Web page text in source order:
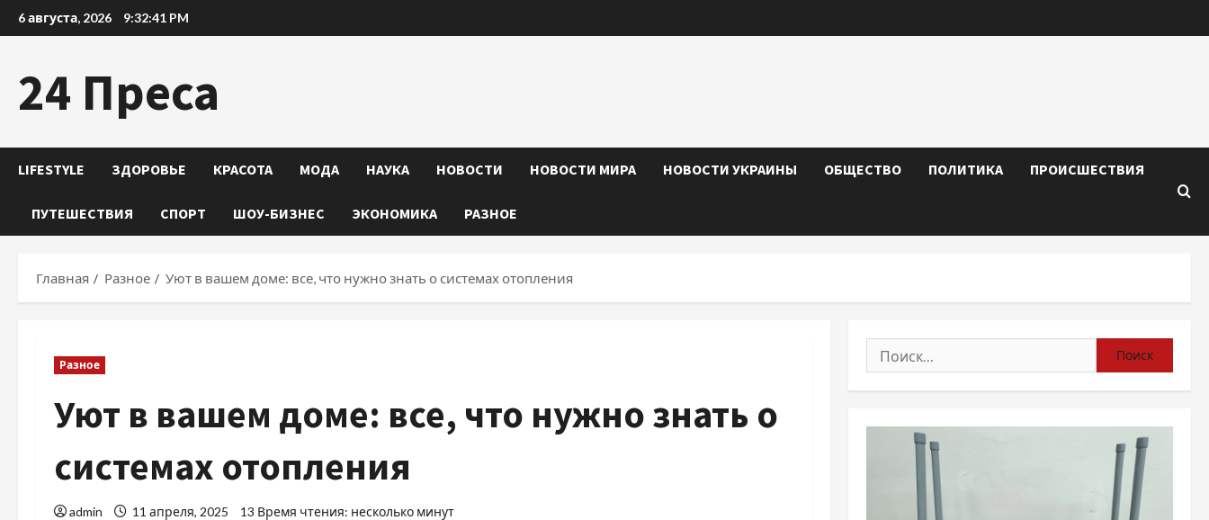
Перейти
к
6 августа, 2026 9:32:42 PM
24 Преса
LIFESTYLE ЗДОРОВЬЕ КРАСОТА МОДА НАУКА НОВОСТИ НОВОСТИ МИРА НОВОСТИ УКРАИНЫ ОБЩЕСТВО ПОЛИТИКА ПРОИСШЕСТВИЯ
ПУТЕШЕСТВИЯ СПОРТ ШОУ-БИЗНЕС ЭКОНОМИКА РАЗНОЕ
Главная Разное Уют в вашем доме: все, что нужно знать о системах отопления
Разное
Уют в вашем доме: все, что нужно знать о
системах отопления
admin 11 апреля, 2025 13 Время чтения: несколько минут
Найти: